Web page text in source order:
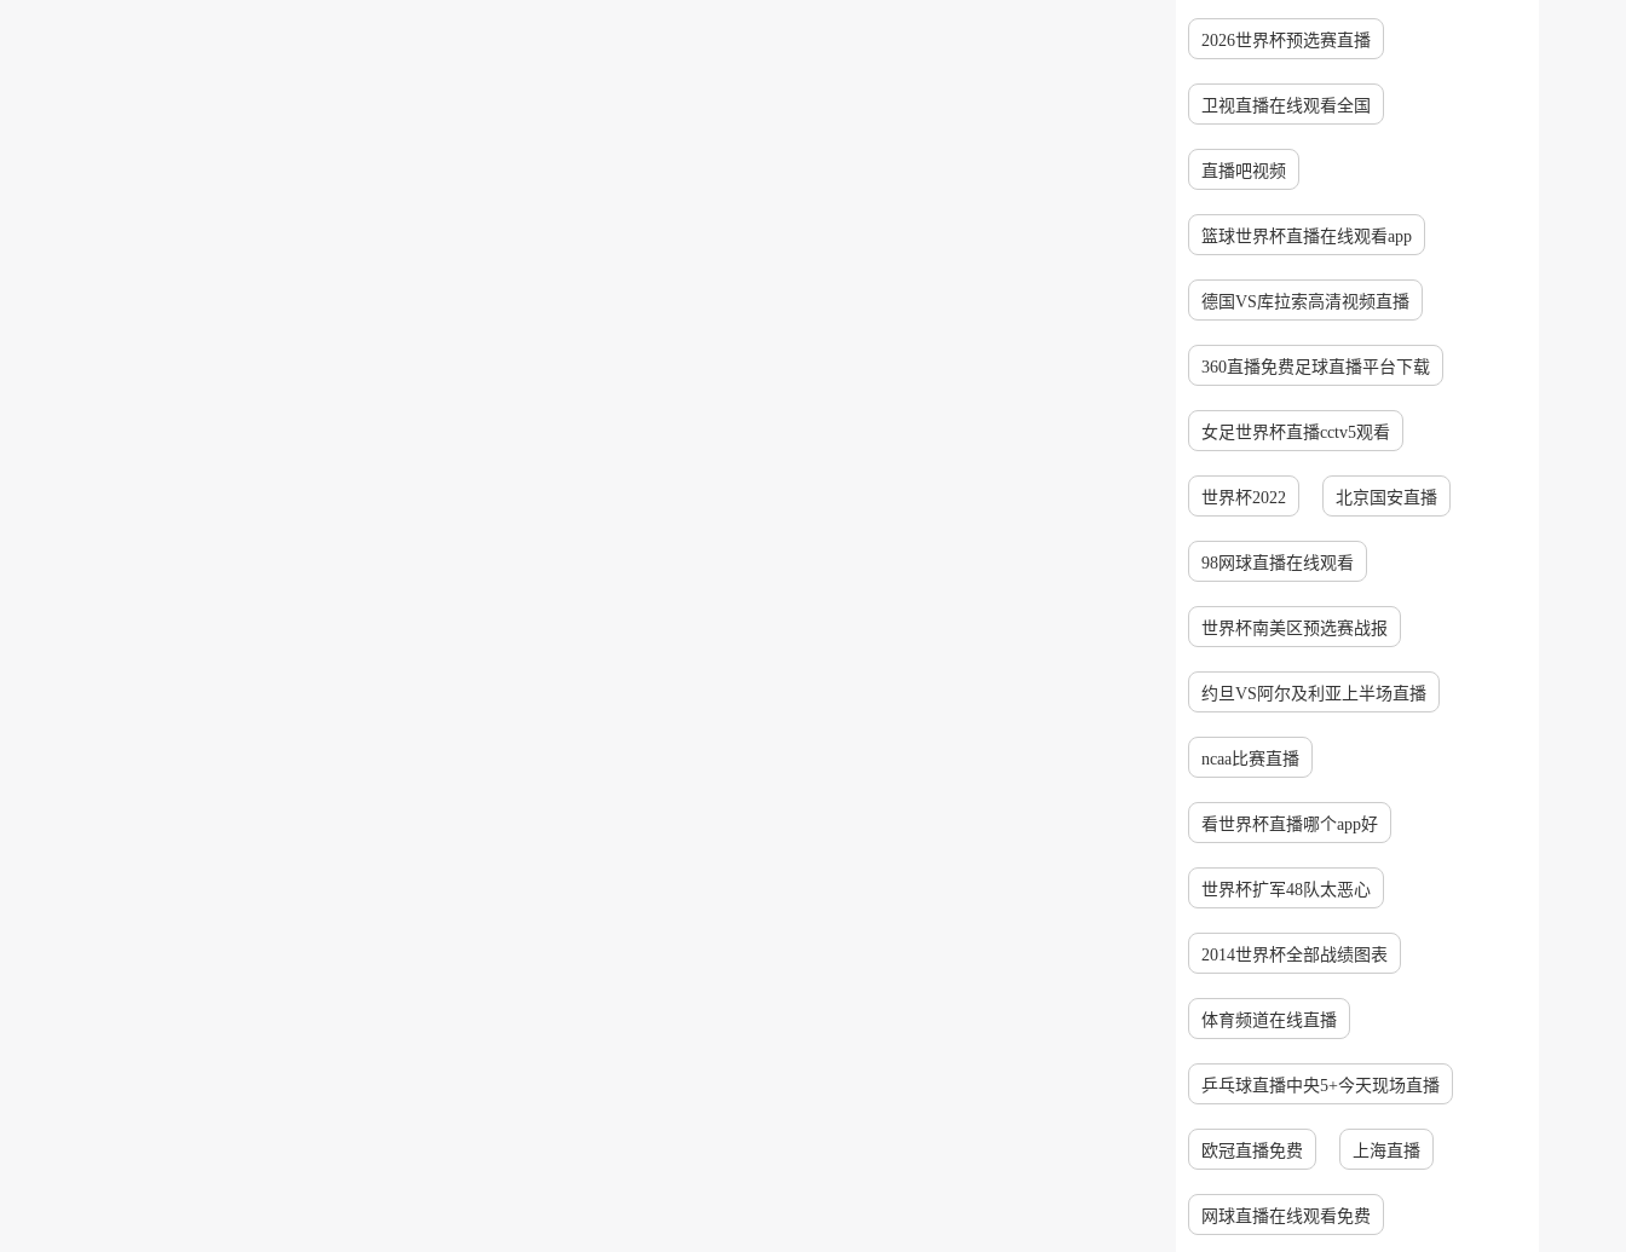
2026世界杯预选赛直播
卫视直播在线观看全国
直播吧视频
篮球世界杯直播在线观看app
德国VS库拉索高清视频直播
360直播免费足球直播平台下载
女足世界杯直播cctv5观看
世界杯2022 北京国安直播
98网球直播在线观看
世界杯南美区预选赛战报
约旦VS阿尔及利亚上半场直播
ncaa比赛直播
看世界杯直播哪个app好
世界杯扩军48队太恶心
2014世界杯全部战绩图表
体育频道在线直播
乒乓球直播中央5+今天现场直播
欧冠直播免费 上海直播
网球直播在线观看免费